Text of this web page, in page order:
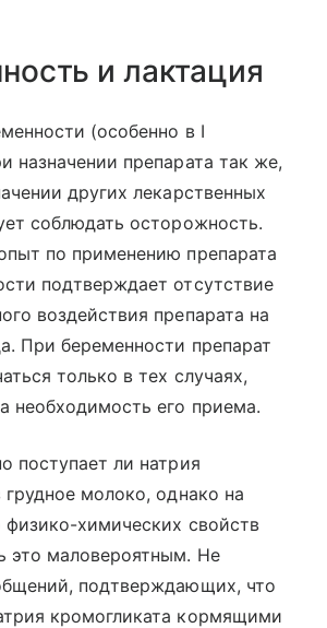
и лактация
(особенно в I
назначении препарата так же,
других лекарственных
соблюдать осторожность.
по применению препарата
подтверждает отсутствие
воздействия препарата на
При беременности препарат
только в тех случаях,
необходимость его приема.
поступает ли натрия
грудное молоко, однако на
физико-химических свойств
это маловероятным. Не
подтверждающих, что
кромогликата кормящими